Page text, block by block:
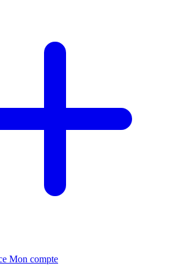
Mon compte